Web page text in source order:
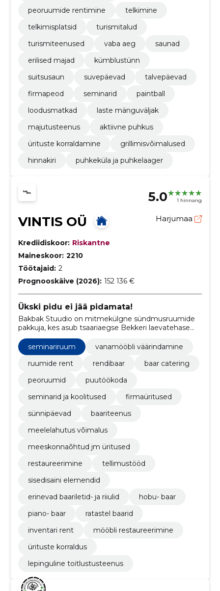
peoruumide rentimine
telkimine
telkimisplatsid
turismitalud
turismiteenused
vaba aeg
saunad
erilised majad
kümblustünn
suitsusaun
suvepäevad
talvepäevad
firmapeod
seminarid
paintball
loodusmatkad
laste mänguväljak
majutusteenus
aktiivne puhkus
ürituste korraldamine
grillimisvõimalused
hinnakiri
puhkeküla ja puhkelaager
5.0 1 hinnang
VINTIS OÜ Harjumaa
Krediidiskoor: Riskantne
Maineskoor: 2210
Töötajaid: 2
Prognooskäive (2026): 152 136 €
Ükski pidu ei jää pidamata!
Bakbak Stuudio on mitmekülgne sündmusruumide
pakkuja, kes asub tsaariaegse Bekkeri laevatehase
territooriumil.
seminariruum
vanamööbli väärindamine
ruumide rent
rendibaar
baar catering
peoruumid
puutöökoda
seminarid ja koolitused
firmaüritused
sünnipäevad
baariteenus
meelelahutus võimalus
meeskonnaõhtud jm üritused
restaureerimine
tellimustööd
sisedisaini elemendid
erinevad baariletid- ja riiulid
hobu- baar
piano- baar
ratastel baarid
inventari rent
mööbli restaureerimine
ürituste korraldus
lepinguline toitlustusteenus